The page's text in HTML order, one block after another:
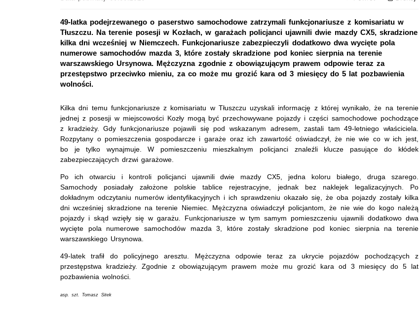
49-latka podejrzewanego o paserstwo samochodowe zatrzymali funkcjonariusze z komisariatu w
Tłuszczu. Na terenie posesji w Kozłach, w garażach policjanci ujawnili dwie mazdy CX5, skradzione
kilka dni wcześniej w Niemczech. Funkcjonariusze zabezpieczyli dodatkowo dwa wycięte pola
numerowe samochodów mazda 3, które zostały skradzione pod koniec sierpnia na terenie
warszawskiego Ursynowa. Mężczyzna zgodnie z obowiązującym prawem odpowie teraz za
przestępstwo przeciwko mieniu, za co może mu grozić kara od 3 miesięcy do 5 lat pozbawienia
wolności.
Kilka dni temu funkcjonariusze z komisariatu w Tłuszczu uzyskali informację z której wynikało, że na terenie
jednej z posesji w miejscowości Kozły mogą być przechowywane pojazdy i części samochodowe pochodzące
z kradzieży. Gdy funkcjonariusze pojawili się pod wskazanym adresem, zastali tam 49-letniego właściciela.
Rozpytany o pomieszczenia gospodarcze i garaże oraz ich zawartość oświadczył, że nie wie co w ich jest,
bo je tylko wynajmuje. W pomieszczeniu mieszkalnym policjanci znaleźli klucze pasujące do kłódek
zabezpieczających drzwi garażowe.
Po ich otwarciu i kontroli policjanci ujawnili dwie mazdy CX5, jedna koloru białego, druga szarego.
Samochody posiadały założone polskie tablice rejestracyjne, jednak bez naklejek legalizacyjnych. Po
dokładnym odczytaniu numerów identyfikacyjnych i ich sprawdzeniu okazało się, że oba pojazdy zostały kilka
dni wcześniej skradzione na terenie Niemiec. Mężczyzna oświadczył policjantom, że nie wie do kogo należą
pojazdy i skąd wzięły się w garażu. Funkcjonariusze w tym samym pomieszczeniu ujawnili dodatkowo dwa
wycięte pola numerowe samochodów mazda 3, które zostały skradzione pod koniec sierpnia na terenie
warszawskiego Ursynowa.
49-latek trafił do policyjnego aresztu. Mężczyzna odpowie teraz za ukrycie pojazdów pochodzących z
przestępstwa kradzieży. Zgodnie z obowiązującym prawem może mu grozić kara od 3 miesięcy do 5 lat
pozbawienia wolności.
asp. szt. Tomasz Sitek